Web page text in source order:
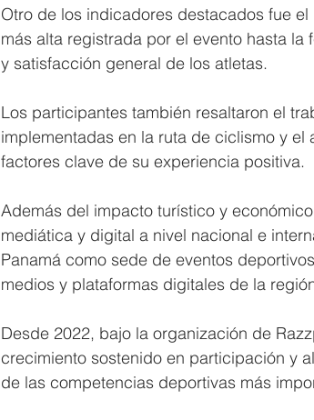
Otro de los indicadores destacados fue
más alta registrada por el evento hasta
y satisfacción general de los atletas.
Los participantes también resaltaron el
implementadas en la ruta de ciclismo y
factores clave de su experiencia positiva.
Además del impacto turístico y
mediática y digital a nivel nacional e
Panamá como sede de eventos
medios y plataformas digitales de la
Desde 2022, bajo la organización de
crecimiento sostenido en participación y
de las competencias deportivas más